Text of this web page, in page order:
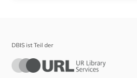
DBIS ist Teil der